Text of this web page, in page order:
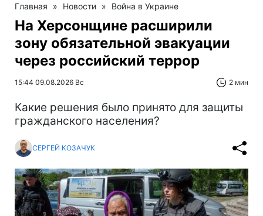
Главная » Новости » Война в Украине
На Херсонщине расширили
зону обязательной эвакуации
через российский террор
15:44 09.08.2026 Вс 2 мин
Какие решения было принято для защиты
гражданского населения?
СЕРГЕЙ КОЗАЧУК